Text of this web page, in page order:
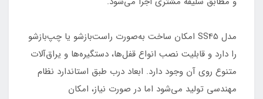
مدل SS45 امکان ساخت به‌صورت راست‌بازشو یا چپ‌بازشو
را دارد و قابلیت نصب انواع قفل‌ها، دستگیره‌ها و یراق‌آلات
متنوع روی آن وجود دارد. ابعاد درب طبق استاندارد نظام
مهندسی تولید می‌شود اما در صورت نیاز، امکان